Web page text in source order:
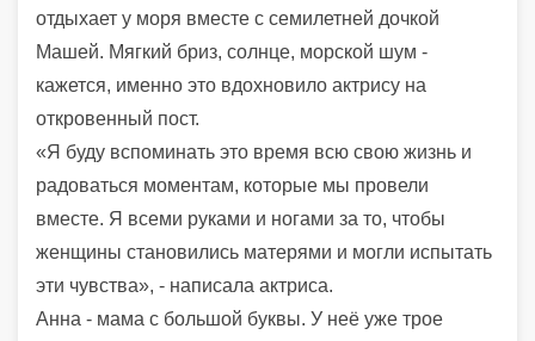
отдыхает у моря вместе с семилетней дочкой
Машей. Мягкий бриз, солнце, морской шум -
кажется, именно это вдохновило актрису на
откровенный пост.
«Я буду вспоминать это время всю свою жизнь и
радоваться моментам, которые мы провели
вместе. Я всеми руками и ногами за то, чтобы
женщины становились матерями и могли испытать
эти чувства», - написала актриса.
Анна - мама с большой буквы. У неё уже трое